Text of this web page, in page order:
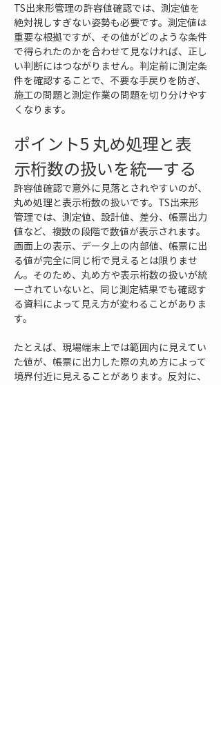
TS出来形管理の許容値確認では、測定値を
絶対視しすぎない姿勢も必要です。測定値は
重要な根拠ですが、その値がどのような条件
で得られたのかを合わせて見なければ、正し
い判断にはつながりません。判定前に測定条
件を確認することで、不要な手戻りを防ぎ、
施工の問題と測定作業の問題を切り分けやす
くなります。
ポイント5 丸め処理と表
示桁数の扱いを統一する
許容値確認で意外に見落とされやすいのが、
丸め処理と表示桁数の扱いです。TS出来形
管理では、測定値、設計値、差分、帳票出力
値など、複数の段階で数値が表示されます。
画面上の表示、データ上の内部値、帳票に出
る値が完全に同じ桁で見えるとは限りませ
ん。そのため、丸め方や表示桁数の扱いが統
一されていないと、同じ測定結果でも確認す
る資料によって見え方が変わることがありま
す。
たとえば、現場端末上では範囲内に見えてい
た値が、帳票に出力した際の丸め方によって
境界付近に見えることがあります。反対に、